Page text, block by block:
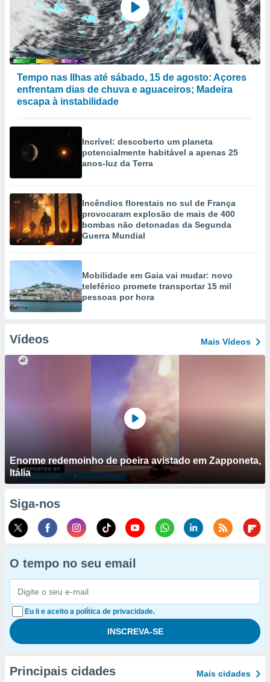
Tempo nas Ilhas até sábado, 15 de agosto: Açores
enfrentam dias de chuva e aguaceiros; Madeira
escapa à instabilidade
Incrível: descoberto um planeta
potencialmente habitável a apenas 25
anos-luz da Terra
Incêndios florestais no sul de França
provocaram explosão de mais de 400
bombas não detonadas da Segunda
Guerra Mundial
Mobilidade em Gaia vai mudar: novo
teleférico promete transportar 15 mil
pessoas por hora
Vídeos Mais Vídeos
Enorme redemoinho de poeira avistado em Zapponeta,
Itália
Siga-nos
O tempo no seu email
Eu li e aceito a política de privacidade.
Principais cidades Mais cidades